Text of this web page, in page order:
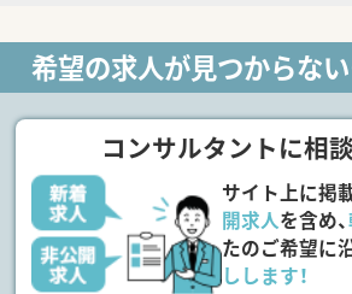
希望の求人が見つからな
コンサルタントに相
サイト上に掲
開求人を含め、
たのご希望に
しします！